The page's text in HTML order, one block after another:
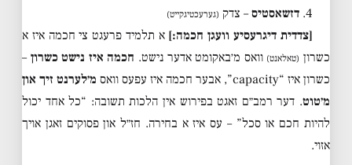
4. דזשאסטיס – צדק (גערעכטיגקייט)
[צדדית דיגרעסיע וועגן חכמה:] א תלמיד פרעגט צי חכמה איז א
כשרון (טאלאנט) וואס מ׳באקומט אדער נישט. חכמה איז נישט כשרון –
כשרון איז “capacity”, אבער חכמה איז עפעס וואס
מ׳לערנט זיך און
מ׳טוט. דער רמב״ם זאגט בפירוש אין הלכות תשובה: “כל אחד יכול
להיות חכם או סכל” – עס איז א בחירה. חז״ל און פסוקים זאגן אויך
אזוי.